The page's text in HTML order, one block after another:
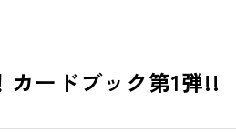
カードブック第1弾!!